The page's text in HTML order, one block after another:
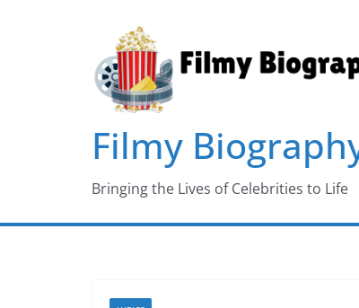
Filmy
Bringing the Lives of Celebrities to Life